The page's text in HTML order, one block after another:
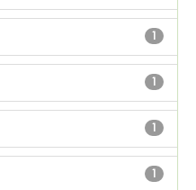
1
1
1
1